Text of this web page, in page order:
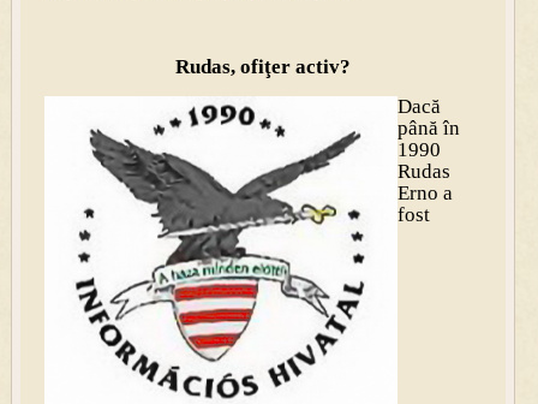
Rudas, ofiţer activ?
Dacă
până în
1990
Rudas
Erno a
fost